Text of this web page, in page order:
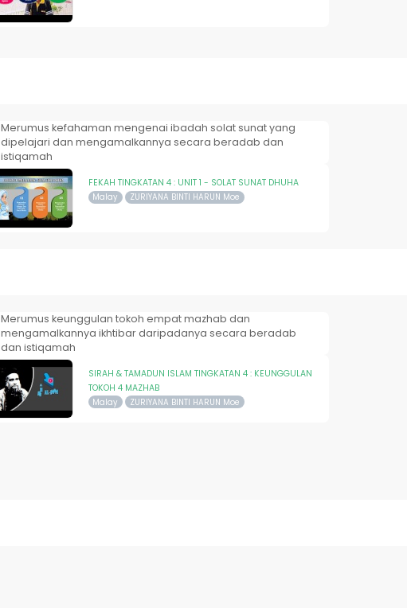
Merumus kefahaman mengenai ibadah solat sunat yang
dipelajari dan mengamalkannya secara beradab dan
istiqamah
FEKAH TINGKATAN 4 : UNIT 1 - SOLAT SUNAT DHUHA
Malay ZURIYANA BINTI HARUN Moe
Merumus keunggulan tokoh empat mazhab dan
mengamalkannya ikhtibar daripadanya secara beradab
dan istiqamah
SIRAH & TAMADUN ISLAM TINGKATAN 4 : KEUNGGULAN
TOKOH 4 MAZHAB
Malay ZURIYANA BINTI HARUN Moe